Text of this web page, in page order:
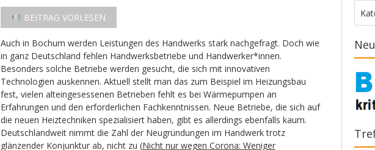
BEITRAG VORLESEN
Auch in Bochum werden Leistungen des Handwerks stark nachgefragt. Doch wie
in ganz Deutschland fehlen Handwerksbetriebe und Handwerker*innen.
Besonders solche Betriebe werden gesucht, die sich mit innovativen
Technologien auskennen. Aktuell stellt man das zum Beispiel im Heizungsbau
fest, vielen alteingesessenen Betrieben fehlt es bei Wärmepumpen an
Erfahrungen und den erforderlichen Fachkenntnissen. Neue Betriebe, die sich auf
die neuen Heiztechniken spezialisiert haben, gibt es allerdings ebenfalls kaum.
Deutschlandweit nimmt die Zahl der Neugründungen im Handwerk trotz
glänzender Konjunktur ab, nicht zu (Nicht nur wegen Corona: Weniger